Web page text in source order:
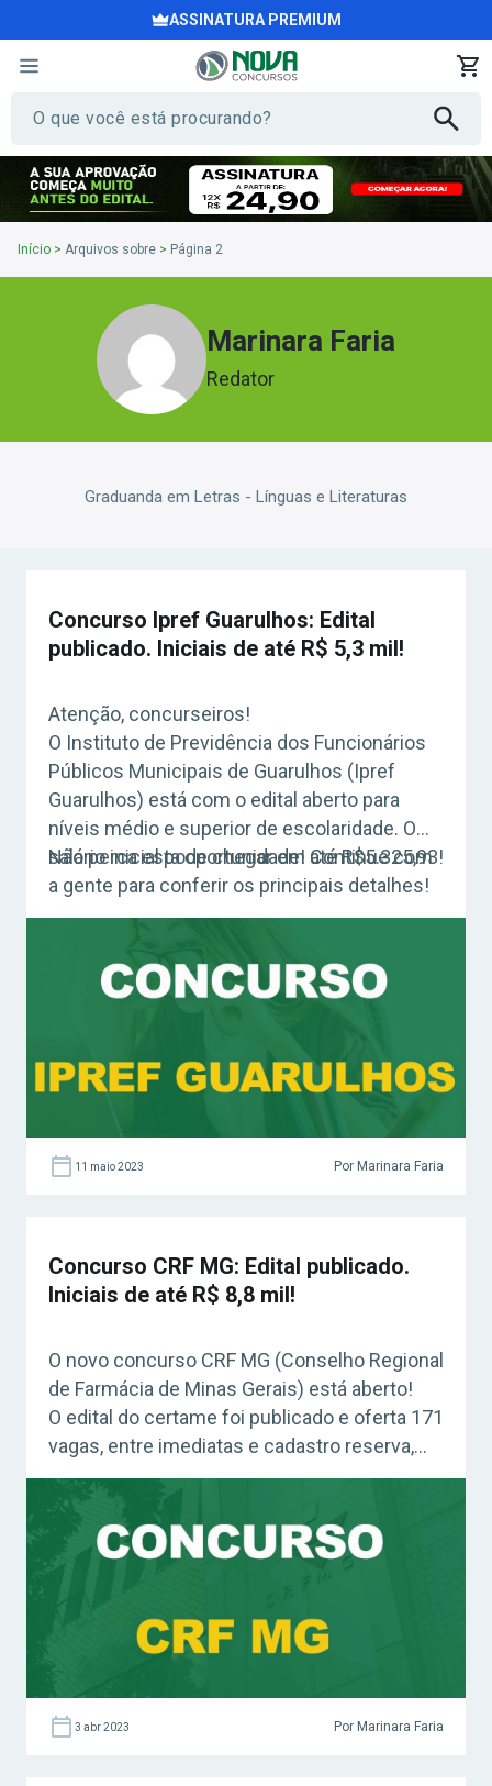
ASSINATURA PREMIUM
Início > Arquivos sobre > Página 2
Marinara Faria
Redator
Graduanda em Letras - Línguas e Literaturas
Concurso Ipref Guarulhos: Edital
publicado. Iniciais de até R$ 5,3 mil!
Atenção, concurseiros!
O Instituto de Previdência dos Funcionários
Públicos Municipais de Guarulhos (Ipref
Guarulhos) está com o edital aberto para
níveis médio e superior de escolaridade. O
salário inicial pode chegar em até R$5.325,93!
Não perca esta oportunidade! Continue com
a gente para conferir os principais detalhes!
11 maio 2023 Por Marinara Faria
Concurso CRF MG: Edital publicado.
Iniciais de até R$ 8,8 mil!
O novo concurso CRF MG (Conselho Regional
de Farmácia de Minas Gerais) está aberto!
O edital do certame foi publicado e oferta 171
vagas, entre imediatas e cadastro reserva,
contando com iniciais de até R$ 8,8 mil.
3 abr 2023 Por Marinara Faria